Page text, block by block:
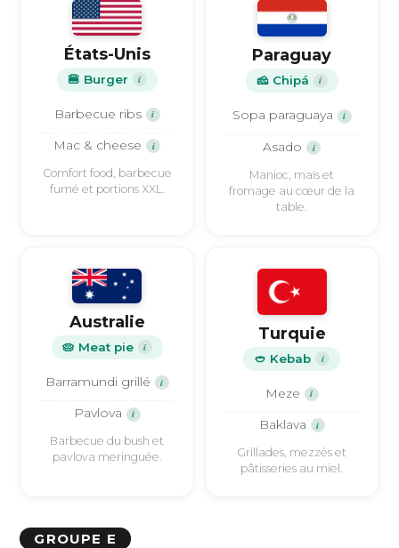
États-Unis
🍔 Burger i
Barbecue ribs i
Mac & cheese i
Comfort food, barbecue
fumé et portions XXL.
Paraguay
🧀 Chipá i
Sopa paraguaya i
Asado i
Manioc, maïs et
fromage au cœur de la
table.
Australie
🥧 Meat pie i
Barramundi grillé i
Pavlova i
Barbecue du bush et
pavlova meringuée.
Turquie
🥙 Kebab i
Meze i
Baklava i
Grillades, mezzés et
pâtisseries au miel.
GROUPE E